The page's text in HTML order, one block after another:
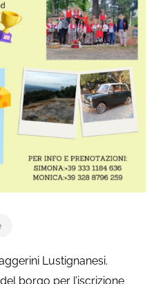
Lustignanesi.
borgo per l’iscrizione